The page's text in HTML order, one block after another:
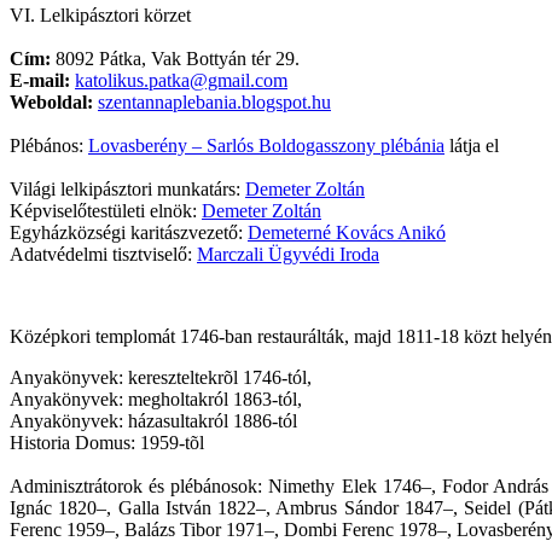
VI. Lelkipásztori körzet
Cím: 8092 Pátka, Vak Bottyán tér 29.
E-mail: katolikus.patka@gmail.com
Weboldal: szentannaplebania.blogspot.hu
Plébános: Lovasberény – Sarlós Boldogasszony plébánia látja el
Világi lelkipásztori munkatárs: Demeter Zoltán
Képviselőtestületi elnök: Demeter Zoltán
Egyházközségi karitászvezető: Demeterné Kovács Anikó
Adatvédelmi tisztviselő: Marczali Ügyvédi Iroda
Középkori templomát 1746-ban restaurálták, majd 1811-18 közt
Anyakönyvek: kereszteltekrõl 1746-tól,
Anyakönyvek: megholtakról 1863-tól,
Anyakönyvek: házasultakról 1886-tól
Historia Domus: 1959-tõl
Adminisztrátorok és plébánosok: Nimethy Elek 1746–, Fodor
Ignác 1820–, Galla István 1822–, Ambrus Sándor 1847–, Seidel
Ferenc 1959–, Balázs Tibor 1971–, Dombi Ferenc 1978–,